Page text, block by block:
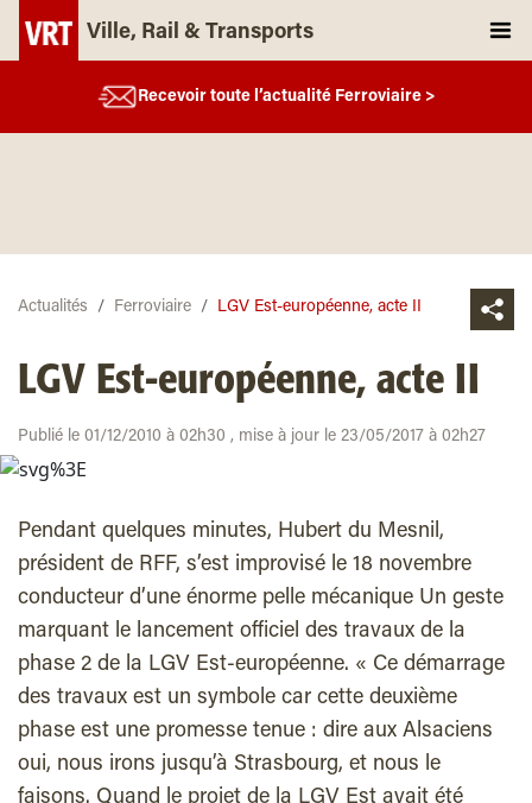
Ville, Rail & Transports
Recevoir toute l’actualité Ferroviaire >
Actualités Ferroviaire LGV Est-européenne, acte II
LGV Est-européenne, acte II
Publié le 01/12/2010 à 02h30 , mise à jour le 23/05/2017 à 02h27
Pendant quelques minutes, Hubert du Mesnil,
président de RFF, s’est improvisé le 18 novembre
conducteur d’une énorme pelle mécanique Un geste
marquant le lancement officiel des travaux de la
phase 2 de la LGV Est-européenne. « Ce démarrage
des travaux est un symbole car cette deuxième
phase est une promesse tenue : dire aux Alsaciens
oui, nous irons jusqu’à Strasbourg, et nous le
faisons. Quand le projet de la LGV Est avait été